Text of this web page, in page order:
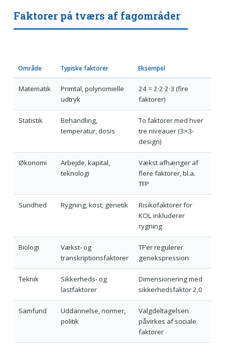
Faktorer på tværs af fagområder
Område Typiske faktorer Eksempel
Matematik
Primtal, polynomielle
udtryk
24 = 2·2·2·3 (fire
faktorer)
Statistik
Behandling,
temperatur, dosis
To faktorer med hver
tre niveauer (3×3-
design)
Økonomi
Arbejde, kapital,
teknologi
Vækst afhænger af
flere faktorer, bl.a.
TFP
Sundhed Rygning, kost, genetik
Risikofaktorer for
KOL inkluderer
rygning
Biologi
Vækst- og
transkriptionsfaktorer
TF’er regulerer
genekspression
Teknik
Sikkerheds- og
lastfaktorer
Dimensionering med
sikkerhedsfaktor 2,0
Samfund
Uddannelse, normer,
politik
Valgdeltagelsen
påvirkes af sociale
faktorer